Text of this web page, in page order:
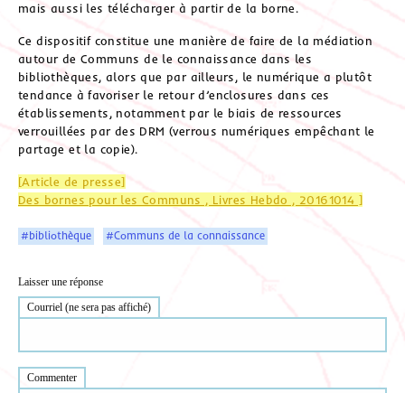
mais aussi les télécharger à partir de la borne.
Ce dispositif constitue une manière de faire de la médiation
autour de Communs de le connaissance dans les
bibliothèques, alors que par ailleurs, le numérique a plutôt
tendance à favoriser le retour d’enclosures dans ces
établissements, notamment par le biais de ressources
verrouillées par des DRM (verrous numériques empêchant le
partage et la copie).
[Article de presse]
Des bornes pour les Communs , Livres Hebdo , 20161014 ]
#bibliothèque #Communs de la connaissance
Laisser une réponse
Courriel (ne sera pas affiché)
Commenter